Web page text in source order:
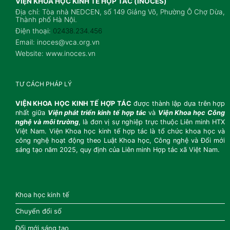
Địa chỉ: Tòa nhà NEDCEN, số 149 Giảng Võ, Phường Ô Chợ Dừa,
Thành phố Hà Nội.
Điện thoại: 02438.234.456
Email: inoces@vca.org.vn
Website: www.inoces.vn
TƯ CÁCH PHÁP LÝ
VIỆN KHOA HỌC KINH TẾ HỢP TÁC được thành lập dựa trên hợp
nhất giữa Việnphát triển kinh tế hợp tác và Viện Khoa học Công
nghệ và môi trường, là đơn vị sự nghiệp trực thuộc Liên minh HTX
Việt Nam. Viện Khoa học kinh tế hợp tác là tổ chức khoa học và
công nghệ hoạt động theo Luật Khoa học, Công nghệ và Đổi mới
sáng tạo năm 2025, quy định của Liên minh Hợp tác xã Việt Nam.
Khoa học kinh tế
Chuyển đổi số
Đổi mới sáng tạo